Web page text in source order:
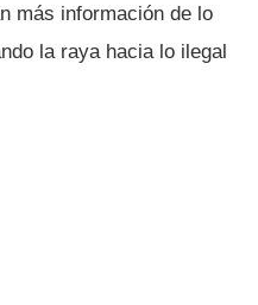
más información de lo
la raya hacia lo ilegal